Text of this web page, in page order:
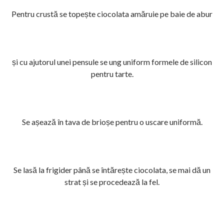
Pentru crustă se topește ciocolata amăruie pe baie de abur
și cu ajutorul unei pensule se ung uniform formele de silicon
pentru tarte.
Se așează în tava de brioșe pentru o uscare uniformă.
Se lasă la frigider până se întărește ciocolata, se mai dă un
strat și se procedează la fel.